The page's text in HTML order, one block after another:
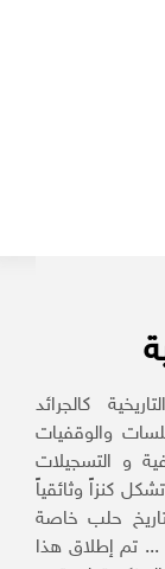
كالجرائد
والوقفيات
و التسجيلات
كنزاً وثائقياً
حلب خاصة
تم إطلاق هذا